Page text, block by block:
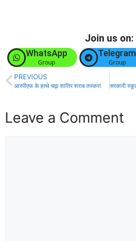
Join us on:
WhatsApp
Group
Telegram
Group
PREVIOUS
आरपीएफ के हत्थे चढ़ा शातिर शराब तस्कर!
Leave a Comment